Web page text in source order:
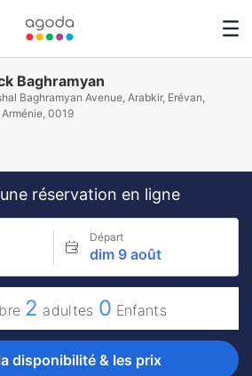
Baghramyan
Baghramyan Avenue, Arabkir, Erévan,
Arménie, 0019
réservation en ligne
Départ
dim 9 août
2 adultes 0 Enfants
disponibilité & les prix